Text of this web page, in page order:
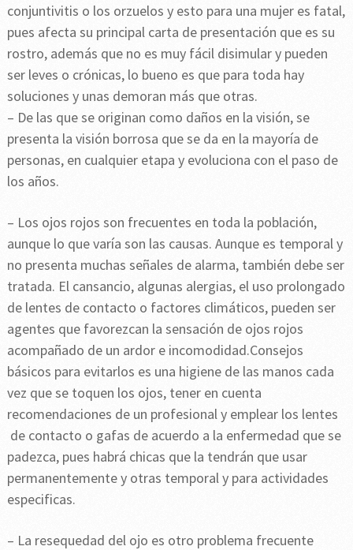
conjuntivitis o los orzuelos y esto para una mujer es fatal,
pues afecta su principal carta de presentación que es su
rostro, además que no es muy fácil disimular y pueden
ser leves o crónicas, lo bueno es que para toda hay
soluciones y unas demoran más que otras.
– De las que se originan como daños en la visión, se
presenta la visión borrosa que se da en la mayoría de
personas, en cualquier etapa y evoluciona con el paso de
los años.
– Los ojos rojos son frecuentes en toda la población,
aunque lo que varía son las causas. Aunque es temporal y
no presenta muchas señales de alarma, también debe ser
tratada. El cansancio, algunas alergias, el uso prolongado
de lentes de contacto o factores climáticos, pueden ser
agentes que favorezcan la sensación de ojos rojos
acompañado de un ardor e incomodidad.Consejos
básicos para evitarlos es una higiene de las manos cada
vez que se toquen los ojos, tener en cuenta
recomendaciones de un profesional y emplear los lentes
de contacto o gafas de acuerdo a la enfermedad que se
padezca, pues habrá chicas que la tendrán que usar
permanentemente y otras temporal y para actividades
especificas.
– La resequedad del ojo es otro problema frecuente